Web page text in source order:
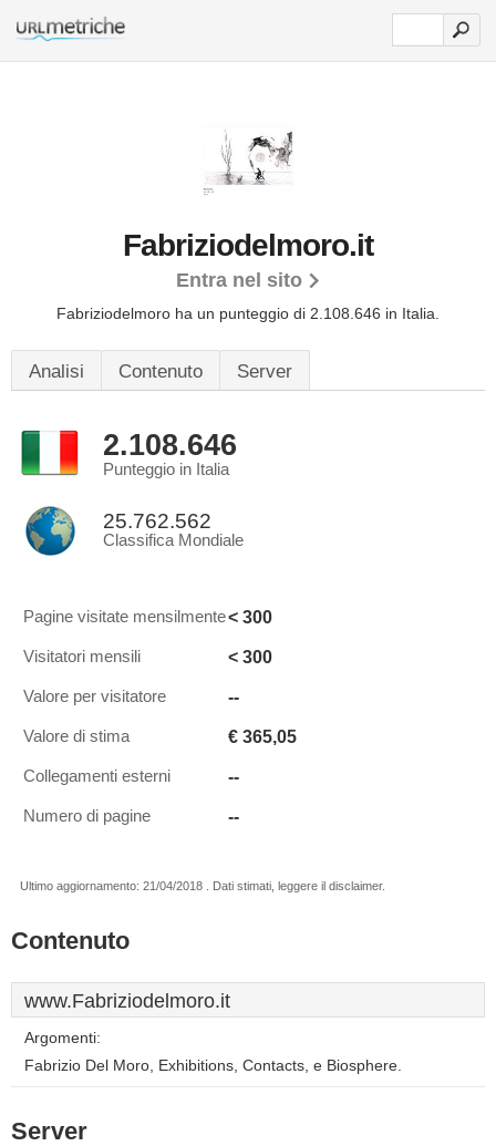
Fabriziodelmoro.it
Entra nel sito
Fabriziodelmoro ha un punteggio di 2.108.646 in Italia.
Analisi Contenuto Server
2.108.646
Punteggio in Italia
25.762.562
Classifica Mondiale
Pagine visitate mensilmente< 300
Visitatori mensili < 300
Valore per visitatore --
Valore di stima € 365,05
Collegamenti esterni --
Numero di pagine --
Ultimo aggiornamento: 21/04/2018 . Dati stimati, leggere il disclaimer.
Contenuto
www.Fabriziodelmoro.it
Argomenti:
Fabrizio Del Moro, Exhibitions, Contacts, e Biosphere.
Server